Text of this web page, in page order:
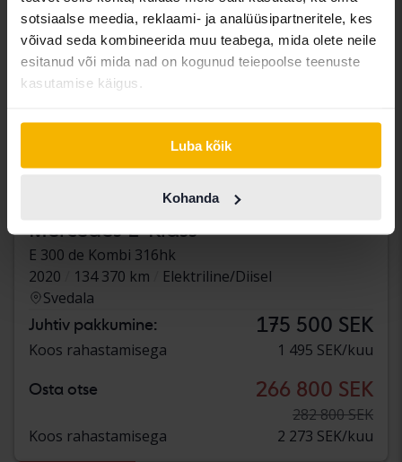
sotsiaalse meedia, reklaami- ja analüüsipartneritele, kes
võivad seda kombineerida muu teabega, mida olete neile
esitanud või mida nad on kogunud teiepoolse teenuste
kasutamise käigus.
Luba kõik
Kohanda
Mercedes E-Klass
E 300 de Kombi 316hk
2020
134 370 km
Elektriline/Diisel
Svedala
Juhtiv pakkumine: 175 500 SEK
Koos rahastamisega 1 495 SEK/kuu
Osta otse 266 800 SEK
282 800 SEK
Koos rahastamisega
2 273 SEK/kuu